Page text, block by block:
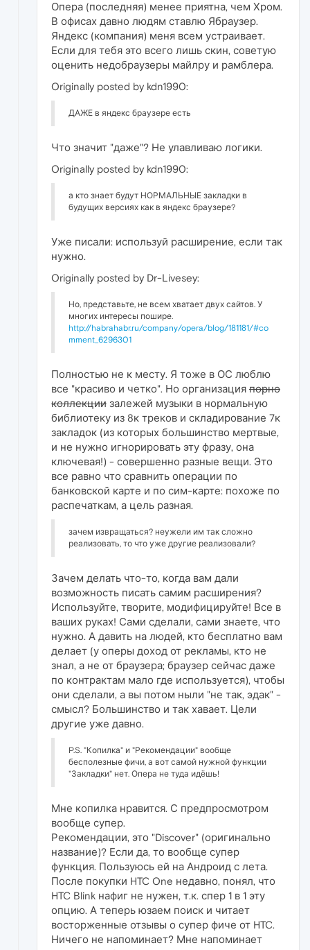
Опера (последняя) менее приятна, чем Хром.
В офисах давно людям ставлю Ябраузер.
Яндекс (компания) меня всем устраивает.
Если для тебя это всего лишь скин, советую
оценить недобраузеры майлру и рамблера.
Originally posted by kdn1990:
ДАЖЕ в яндекс браузере есть
Что значит "даже"? Не улавливаю логики.
Originally posted by kdn1990:
а кто знает будут НОРМАЛЬНЫЕ закладки в
будущих версиях как в яндекс браузере?
Уже писали: используй расширение, если так
нужно.
Originally posted by Dr-Livesey:
Но, представьте, не всем хватает двух сайтов. У
многих интересы пошире.
http://habrahabr.ru/company/opera/blog/181181/#co
mment_6296301
Полностью не к месту. Я тоже в ОС люблю
все "красиво и четко". Но организация порно
коллекции залежей музыки в нормальную
библиотеку из 8к треков и складирование 7к
закладок (из которых большинство мертвые,
и не нужно игнорировать эту фразу, она
ключевая!) - совершенно разные вещи. Это
все равно что сравнить операции по
банковской карте и по сим-карте: похоже по
распечаткам, а цель разная.
зачем извращаться? неужели им так сложно
реализовать, то что уже другие реализовали?
Зачем делать что-то, когда вам дали
возможность писать самим расширения?
Используйте, творите, модифицируйте! Все в
ваших руках! Сами сделали, сами знаете, что
нужно. А давить на людей, кто бесплатно вам
делает (у оперы доход от рекламы, кто не
знал, а не от браузера; браузер сейчас даже
по контрактам мало где используется), чтобы
они сделали, а вы потом ныли "не так, эдак" -
смысл? Большинство и так хавает. Цели
другие уже давно.
P.S. "Копилка" и "Рекомендации" вообще
бесполезные фичи, а вот самой нужной функции
"Закладки" нет. Опера не туда идёшь!
Мне копилка нравится. С предпросмотром
вообще супер.
Рекомендации, это "Discover" (оригинально
название)? Если да, то вообще супер
функция. Пользуюсь ей на Андроид с лета.
После покупки HTC One недавно, понял, что
HTC Blink нафиг не нужен, т.к. спер 1 в 1 эту
опцию. А теперь юзаем поиск и читает
восторженные отзывы о супер фиче от HTC.
Ничего не напоминает? Мне напоминает